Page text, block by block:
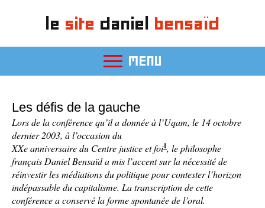
le site daniel bensaïd
MENU
Les défis de la gauche
Lors de la conférence qu’il a donnée à l’Uqam, le 14 octobre
dernier 2003, à l’occasion du
XXe anniversaire du Centre justice et foi1, le philosophe
français Daniel Bensaïd a mis l’accent sur la nécessité de
réinvestir les médiations du politique pour contester l’horizon
indépassable du capitalisme. La transcription de cette
conférence a conservé la forme spontanée de l’oral.